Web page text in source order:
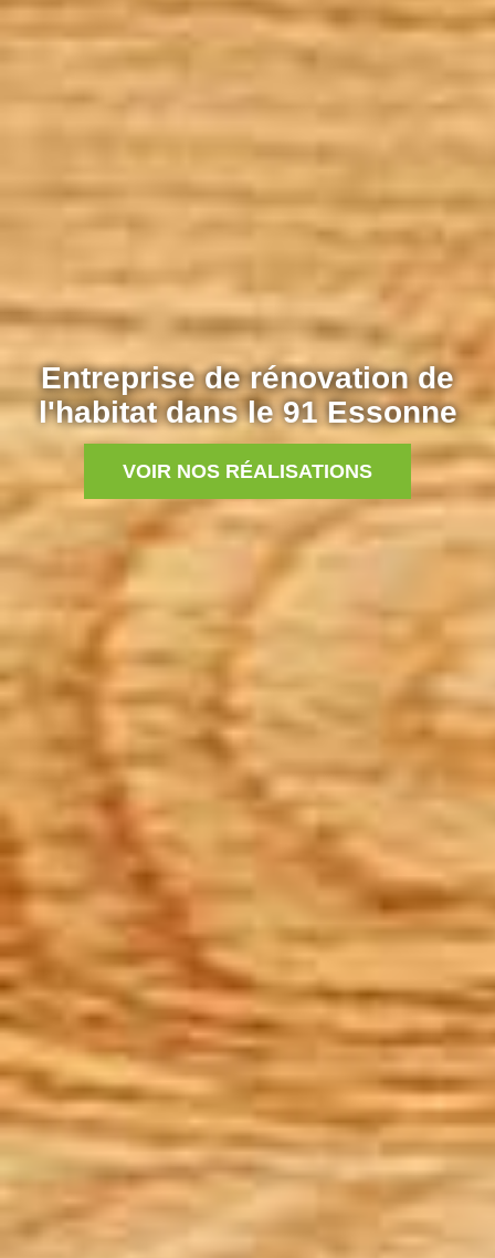
Entreprise de rénovation de
l'habitat dans le 91 Essonne
VOIR NOS RÉALISATIONS